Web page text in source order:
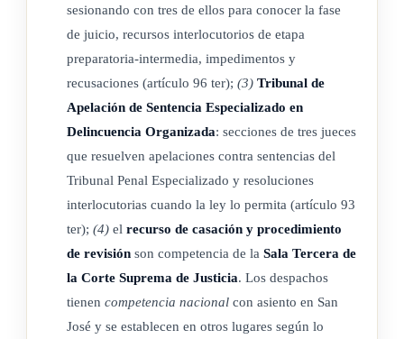
la ley acuerde la procedencia del recurso.
3-) De los impedimentos, las excusas y las recusaciones de
sus integrantes propietarios y suplentes.
Los tribunales de apelación de sentencia especializados en
delincuencia organizada estarán conformados por secciones
independientes, integradas cada una por tres jueces, de
acuerdo con las necesidades del servicio, y se distribuirán su
labor conforme lo dispone la presente ley.
Artículo 96 ter-
sesionando con tres de ellos para conocer la fase
de juicio, recursos interlocutorios de etapa
preparatoria-intermedia, impedimentos y
recusaciones (artículo 96 ter); (3) Tribunal de
Apelación de Sentencia Especializado en
Delincuencia Organizada: secciones de tres jueces
que resuelven apelaciones contra sentencias del
Tribunal Penal Especializado y resoluciones
interlocutorias cuando la ley lo permita (artículo 93
ter); (4) el recurso de casación y procedimiento
de revisión son competencia de la Sala Tercera de
la Corte Suprema de Justicia. Los despachos
tienen competencia nacional con asiento en San
José y se establecen en otros lugares según lo